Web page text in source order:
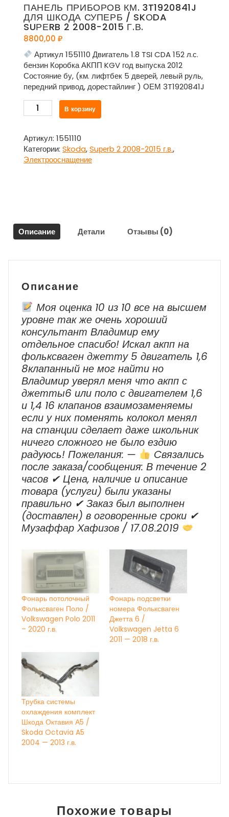
ПАНЕЛЬ ПРИБОРОВ КМ. 3T1920841J
ДЛЯ ШКОДА СУПЕРБ / SKОDA
SUРЕRB 2 2008-2015 Г.В.
8800,00 ₽
Артикул 1551110 Двигатель 1.8 TSI CDA 152 л.с.
бензин Коробка АКПП KGV год выпуска 2012
Состояние бу, (км. лифтбек 5 дверей, левый руль,
передний привод, дорестайлинг ) ОЕМ 3T1920841J
Количество
товара
приборов
км.
3T1920841J
Suреrb
2
В корзину
Артикул: 1551110
Категории: Skoda,Suреrb 2 2008-2015 г.в.,
Электрооснащение
Описание Детали Отзывы (0)
Описание
Моя оценка 10 из 10 все на высшем
уровне так же очень хороший
консультант Владимир ему
отдельное спасибо! Искал акпп на
фольксваген джетту 5 двигатель 1,6
8клапанный не мог найти но
Владимир уверял меня что акпп с
джетты6 или поло с двигателем 1,6
и 1,4 16 клапанов взаимозаменяемы
если у них поменять колокол менял
на станции сделает даже школьник
ничего сложного не было ездию
радуюсь! Пожелания: —
Cвязались
после заказа/сообщения: В течение 2
часов ✔ Цена, наличие и описание
товара (услуги) были указаны
правильно ✔ Заказ был выполнен
(доставлен) в оговоренные сроки ✔
Музаффар Хафизов / 17.08.2019
Фонарь потолочный
Фольксваген Поло /
Volkswagen Polo 2011
– 2020 г.в.
Фонарь подсветки
номера Фольксваген
Джетта 6 /
Volkswagen Jetta 6
2011 — 2018 г.в.
Трубка системы
охлаждения комплект
Шкода Октавия А5 /
Skoda Octavia A5
2004 — 2013 г.в.
Похожие товары